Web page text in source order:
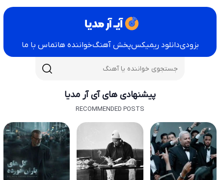
بزودیدانلود ریمیکسپخش آهنگخواننده هاتماس با ما
پیشنهادی های آی آر مدیا
RECOMMENDED POSTS